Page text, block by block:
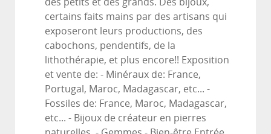
certains faits mains par des artisans qui
exposeront leurs productions, des
cabochons, pendentifs, de la
lithothérapie, et plus encore!! Exposition
et vente de: - Minéraux de: France,
Portugal, Maroc, Madagascar, etc... -
Fossiles de: France, Maroc, Madagascar,
etc... - Bijoux de créateur en pierres